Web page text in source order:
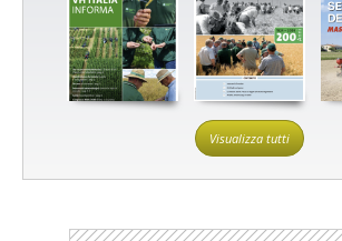
Visualizza tutti